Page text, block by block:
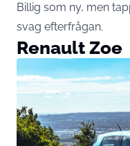
Billig som ny, men
svag efterfrågan.
Renault Zoe